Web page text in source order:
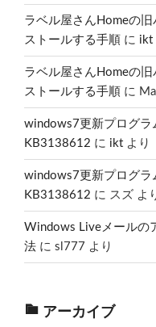
ラベル屋さんHomeの
ストールする手順 に ikt
ラベル屋さんHomeの
ストールする手順 に
windows7更新プログラ
KB3138612 に ikt より
windows7更新プログラ
KB3138612 に スズ よ
Windows Liveメールの
法 に sl777 より
アーカイブ